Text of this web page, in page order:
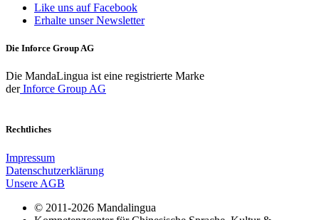
Like uns auf Facebook
Erhalte unser Newsletter
Die Inforce Group AG
Die MandaLingua ist eine registrierte Marke
derInforce Group AG
Rechtliches
Impressum
Datenschutzerklärung
Unsere AGB
© 2011-2026 Mandalingua